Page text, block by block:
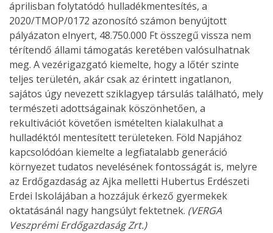
áprilisban folytatódó hulladékmentesítés, a
2020/TMOP/0172 azonosító számon benyújtott
pályázaton elnyert, 48.750.000 Ft összegű vissza nem
térítendő állami támogatás keretében valósulhatnak
meg. A vezérigazgató kiemelte, hogy a lőtér szinte
teljes területén, akár csak az érintett ingatlanon,
sajátos úgy nevezett sziklagyep társulás található, mely
természeti adottságainak köszönhetően, a
rekultivációt követően ismételten kialakulhat a
hulladéktól mentesített területeken. Föld Napjához
kapcsolódóan kiemelte a legfiatalabb generáció
környezet tudatos nevelésének fontosságát is, melyre
az Erdőgazdaság az Ajka melletti Hubertus Erdészeti
Erdei Iskolájában a hozzájuk érkező gyermekek
oktatásánál nagy hangsúlyt fektetnek. (VERGA
Veszprémi Erdőgazdaság Zrt.)